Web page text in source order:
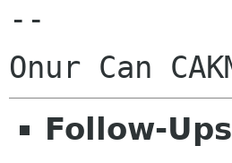
--
Follow-Ups